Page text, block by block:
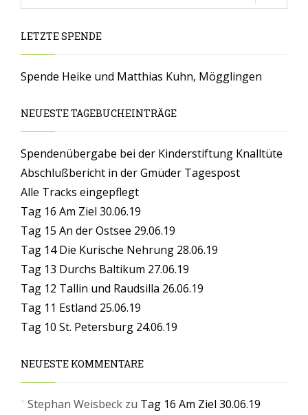
LETZTE SPENDE
Spende Heike und Matthias Kuhn, Mögglingen
NEUESTE TAGEBUCHEINTRÄGE
Spendenübergabe bei der Kinderstiftung Knalltüte
Abschlußbericht in der Gmüder Tagespost
Alle Tracks eingepflegt
Tag 16 Am Ziel 30.06.19
Tag 15 An der Ostsee 29.06.19
Tag 14 Die Kurische Nehrung 28.06.19
Tag 13 Durchs Baltikum 27.06.19
Tag 12 Tallin und Raudsilla 26.06.19
Tag 11 Estland 25.06.19
Tag 10 St. Petersburg 24.06.19
NEUESTE KOMMENTARE
Stephan Weisbeck zu Tag 16 Am Ziel 30.06.19